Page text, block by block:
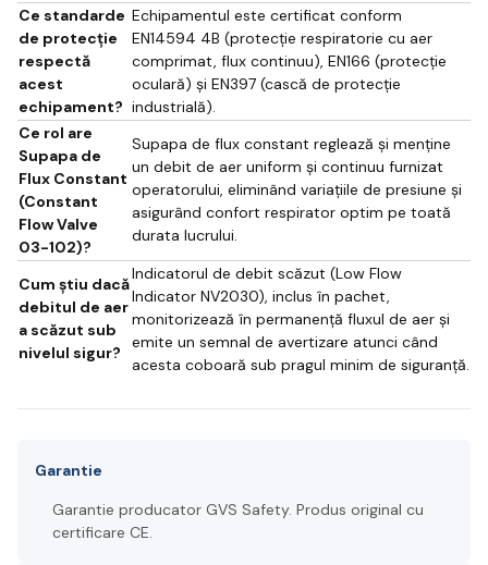
Ce standarde
de protecție
respectă
acest
echipament?
Echipamentul este certificat conform
EN14594 4B (protecție respiratorie cu aer
comprimat, flux continuu), EN166 (protecție
oculară) și EN397 (cască de protecție
industrială).
Ce rol are
Supapa de
Flux Constant
(Constant
Flow Valve
03-102)?
Supapa de flux constant reglează și menține
un debit de aer uniform și continuu furnizat
operatorului, eliminând variațiile de presiune și
asigurând confort respirator optim pe toată
durata lucrului.
Cum știu dacă
debitul de aer
a scăzut sub
nivelul sigur?
Indicatorul de debit scăzut (Low Flow
Indicator NV2030), inclus în pachet,
monitorizează în permanență fluxul de aer și
emite un semnal de avertizare atunci când
acesta coboară sub pragul minim de siguranță.
Garantie
Garantie producator GVS Safety. Produs original cu
certificare CE.